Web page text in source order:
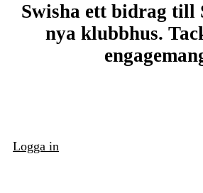
Swisha ett bidrag till
nya klubbhus.
Logga in